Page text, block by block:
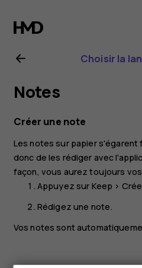
Guide
de
Nokia 3.1
Plus
Choisir la
Notes
Créer une note
Les notes sur papier s'égarent
donc de les rédiger avec
façon, vous aurez toujours
Appuyez sur Keep >
Rédigez une note.
Vos notes sont